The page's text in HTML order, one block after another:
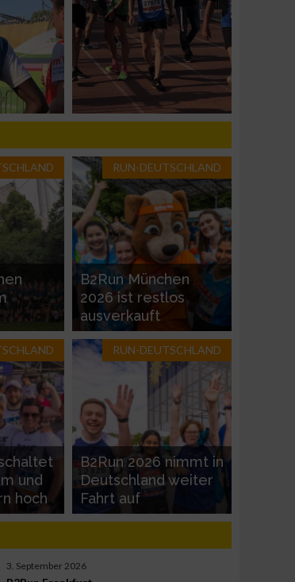
RUN-DEUTSCHLAND
B2Run München
2026 ist restlos
ausverkauft
und
hoch
RUN-DEUTSCHLAND
B2Run 2026 nimmt in
Deutschland weiter
Fahrt auf
3. September 2026